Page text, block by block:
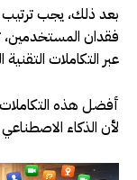
بعد ذلك، يجب ترتيب
فقدان
عبر التكاملات
أفضل هذه
لأن الذكاء